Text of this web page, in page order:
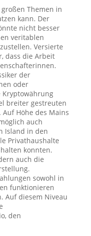
Themen in
kann. Der
nicht besser
veritablen
Versierte
dass die Arbeit
der
oder
Kryptowährung
breiter gestreuten
Höhe des Mains
auch
Island in den
Privathaushalte
konnten.
auch die
sowohl in
funktionieren
Auf diesem Niveau
den